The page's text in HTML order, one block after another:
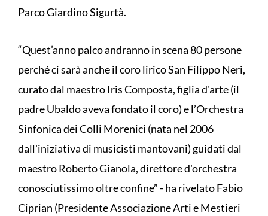
Parco Giardino Sigurtà.
“Quest’anno palco andranno in scena 80 persone
perché ci sarà anche il coro lirico San Filippo Neri,
curato dal maestro Iris Composta, figlia d'arte (il
padre Ubaldo aveva fondato il coro) e l’Orchestra
Sinfonica dei Colli Morenici (nata nel 2006
dall'iniziativa di musicisti mantovani) guidati dal
maestro Roberto Gianola, direttore d'orchestra
conosciutissimo oltre confine” - ha rivelato Fabio
Ciprian (Presidente Associazione Arti e Mestieri